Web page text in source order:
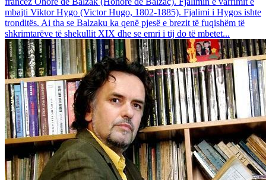
mbajti Viktor Hygo (Victor Hugo, 1802-1885). Fjalimi i Hygos ishte
tronditës. Ai tha se Balzaku ka qenë pjesë e brezit të fuqishëm të
shkrimtarëve të shekullit XIX dhe se emri i tij do të mbetet...